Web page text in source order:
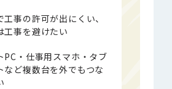
工事の許可が出にくい、
工事を避けたい
PC・仕事用スマホ・タブ
など複数台を外でもつな